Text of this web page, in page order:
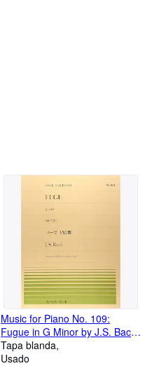
Music for Piano No. 109:
Fugue in G Minor by J.S. Bach,
Edited by Tan Goto (Japanese
Language Book)
Tapa blanda
Usado